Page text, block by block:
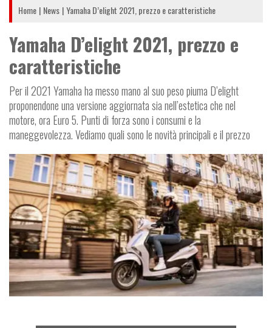
Home News Yamaha D’elight 2021, prezzo e caratteristiche
Yamaha D’elight 2021, prezzo e
caratteristiche
Per il 2021 Yamaha ha messo mano al suo peso piuma D’elight
proponendone una versione aggiornata sia nell’estetica che nel
motore, ora Euro 5. Punti di forza sono i consumi e la
maneggevolezza. Vediamo quali sono le novità principali e il prezzo